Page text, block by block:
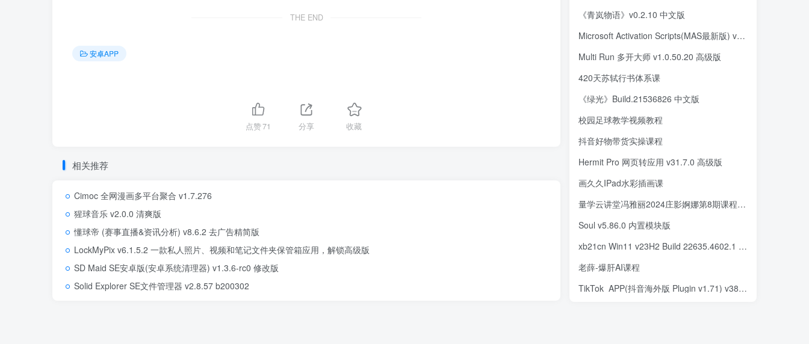
THE END
安卓APP
点赞71 分享 收藏
相关推荐
Cimoc 全网漫画多平台聚合 v1.7.276
猩球音乐 v2.0.0 清爽版
懂球帝 (赛事直播&资讯分析) v8.6.2 去广告精简版
LockMyPix v6.1.5.2 一款私人照片、视频和笔记文件夹保管箱应用，解锁高级版
SD Maid SE安卓版(安卓系统清理器) v1.3.6-rc0 修改版
Solid Explorer SE文件管理器 v2.8.57 b200302
《青岚物语》v0.2.10 中文版
Microsoft Activation Scripts(MAS最新版) v3.0 汉化绿色版(04.16)
Multi Run 多开大师 v1.0.50.20 高级版
420天苏轼行书体系课
《绿光》Build.21536826 中文版
校园足球教学视频教程
抖音好物带货实操课程
Hermit Pro 网页转应用 v31.7.0 高级版
画久久IPad水彩插画课
量学云讲堂冯雅丽2024庄影婀娜第8期课程正课系统课+收评
Soul v5.86.0 内置模块版
xb21cn Win11 v23H2 Build 22635.4602.1 精简版
老薛-爆肝AI课程
TikTok_APP(抖音海外版 Plugin v1.71) v38.8.3 去广告解除封锁版